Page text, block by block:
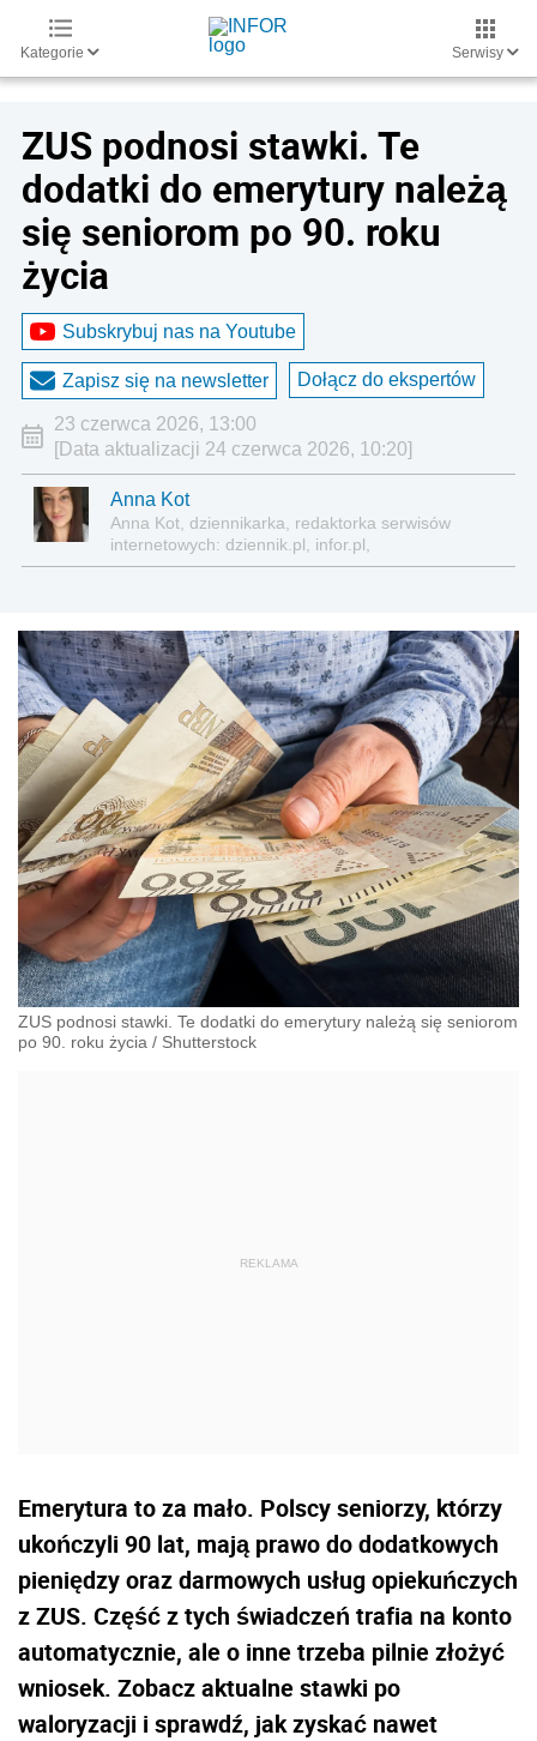
Kategorie Serwisy
ZUS podnosi stawki. Te
dodatki do emerytury należą
się seniorom po 90. roku
życia
Subskrybuj nas na Youtube
Zapisz się na newsletter Dołącz do ekspertów
23 czerwca 2026, 13:00
[Data aktualizacji 24 czerwca 2026, 10:20]
Anna Kot
Anna Kot, dziennikarka, redaktorka serwisów
internetowych: dziennik.pl, infor.pl,
gazetaprawna.pl, forsal.pl
ZUS podnosi stawki. Te dodatki do emerytury należą się seniorom
po 90. roku życia / Shutterstock
Emerytura to za mało. Polscy seniorzy, którzy
ukończyli 90 lat, mają prawo do dodatkowych
pieniędzy oraz darmowych usług opiekuńczych
z ZUS. Część z tych świadczeń trafia na konto
automatycznie, ale o inne trzeba pilnie złożyć
wniosek. Zobacz aktualne stawki po
waloryzacji i sprawdź, jak zyskać nawet